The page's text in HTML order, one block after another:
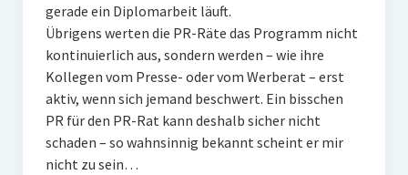
gerade ein Diplomarbeit läuft.
Übrigens werten die PR-Räte das Programm nicht
kontinuierlich aus, sondern werden – wie ihre
Kollegen vom Presse- oder vom Werberat – erst
aktiv, wenn sich jemand beschwert. Ein bisschen
PR für den PR-Rat kann deshalb sicher nicht
schaden – so wahnsinnig bekannt scheint er mir
nicht zu sein…